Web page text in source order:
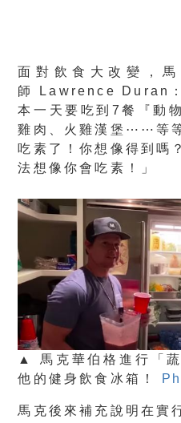
面對飲食大改變，
師 Lawrence Duran：
本一天要吃到7餐『動
雞肉、火雞漢堡⋯⋯等
吃素了！你想像得到嗎
法想像你會吃素！」
▲ 馬克華伯格進行「
他的健身飲食冰箱！
馬克後來補充說明在實